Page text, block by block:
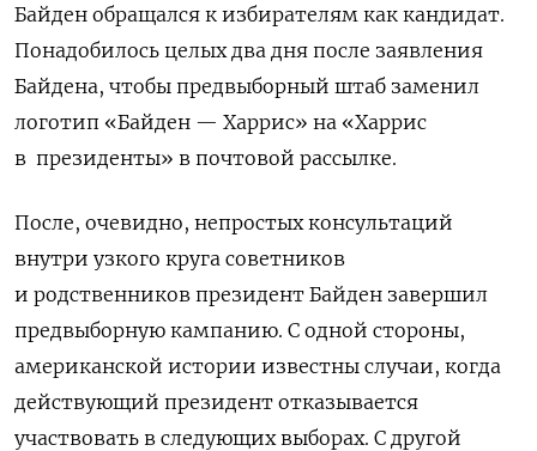
Байден обращался к избирателям как кандидат.
Понадобилось целых два дня после заявления
Байдена, чтобы предвыборный штаб заменил
логотип «Байден — Харрис» на «Харрис
в президенты» в почтовой рассылке.
После, очевидно, непростых консультаций
внутри узкого круга советников
и родственников президент Байден завершил
предвыборную кампанию. С одной стороны,
американской истории известны случаи, когда
действующий президент отказывается
участвовать в следующих выборах. С другой